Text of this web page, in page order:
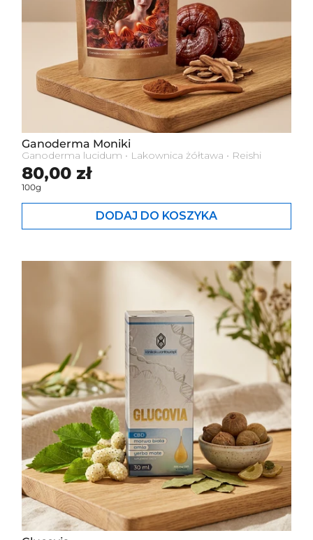
Cena standardowa
80,00 zł
100g
Ganoderma Moniki
Ganoderma lucidum • Lakownica żółtawa • Reishi
DODAJ DO KOSZYKA